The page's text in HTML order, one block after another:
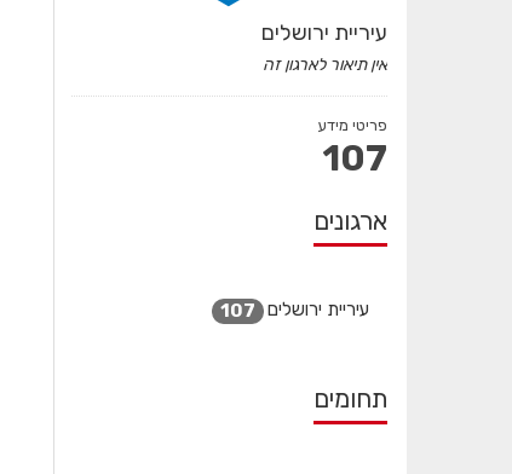
עיריית ירושלים
אין תיאור לארגון זה
פריטי מידע
107
ארגונים
עיריית ירושלים 107
תחומים